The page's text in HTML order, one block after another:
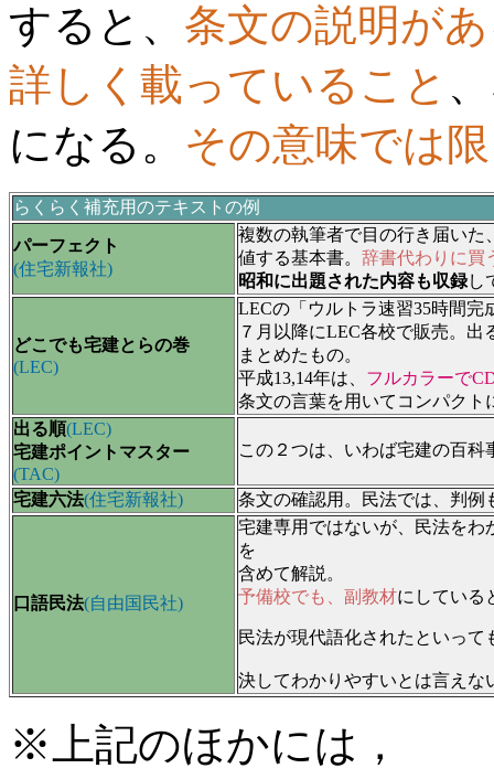
すると、 条文の説明が
詳しく載っていること
になる。 その意味では
らくらく補充用のテキストの例
パーフェクト
(住宅新報社)
複数の執筆者で目の行き届いた
値する基本書。 辞書代わりに買
昭和に出題された内容も収録し
どこでも宅建とらの巻
(LEC)
LECの「ウルトラ速習35時間完
７月以降にLEC各校で販売。出
まとめたもの。
平成13,14年は、 フルカラーで
条文の言葉を用いてコンパクト
出る順(LEC)
宅建ポイントマスター
(TAC)
この２つは、いわば宅建の百科
宅建六法(住宅新報社) 条文の確認用。民法では、判例
口語民法(自由国民社)
宅建専用ではないが、民法をわ
を
含めて解説。
予備校でも、副教材にしている
民法が現代語化されたといって
決してわかりやすいとは言えな
※上記のほかには，